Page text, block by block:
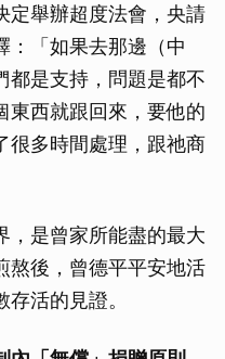
定舉辦超度法會，央請
：「如果去那邊（中
都是支持，問題是都不
東西就跟回來，要他的
很多時間處理，跟祂商
，是曾家所能盡的最大
熬後，曾德平平安地活
活的見證。